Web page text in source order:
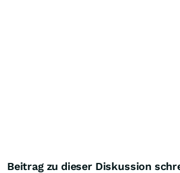
Beitrag zu dieser Diskussion